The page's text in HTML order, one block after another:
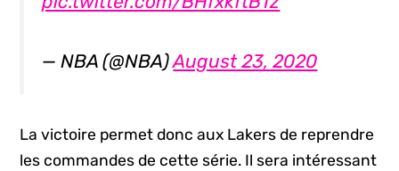
— NBA (@NBA)August 23, 2020
La victoire permet donc aux Lakers de reprendre
les commandes de cette série. Il sera intéressant